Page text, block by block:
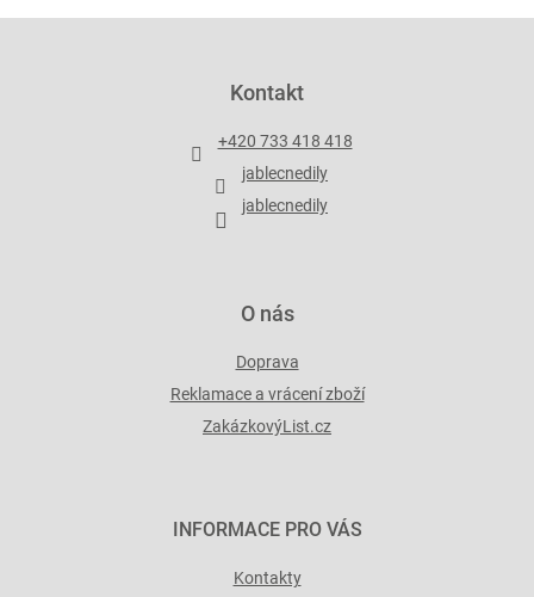
Kontakt
+420 733 418 418
jablecnedily
jablecnedily
O nás
Doprava
Reklamace a vrácení zboží
ZakázkovýList.cz
INFORMACE PRO VÁS
Kontakty